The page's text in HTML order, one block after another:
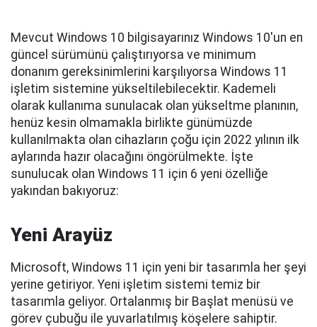
Mevcut Windows 10 bilgisayarınız Windows 10'un en
güncel sürümünü çalıştırıyorsa ve minimum
donanım gereksinimlerini karşılıyorsa Windows 11
işletim sistemine yükseltilebilecektir. Kademeli
olarak kullanıma sunulacak olan yükseltme planının,
henüz kesin olmamakla birlikte günümüzde
kullanılmakta olan cihazların çoğu için 2022 yılının ilk
aylarında hazır olacağını öngörülmekte. İşte
sunulucak olan Windows 11 için 6 yeni özelliğe
yakından bakıyoruz:
Yeni Arayüz
Microsoft, Windows 11 için yeni bir tasarımla her şeyi
yerine getiriyor. Yeni işletim sistemi temiz bir
tasarımla geliyor. Ortalanmış bir Başlat menüsü ve
görev çubuğu ile yuvarlatılmış köşelere sahiptir.